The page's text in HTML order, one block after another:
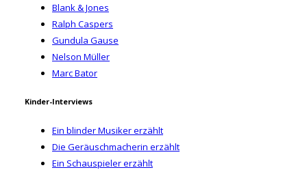
Blank & Jones
Ralph Caspers
Gundula Gause
Nelson Müller
Marc Bator
Kinder-Interviews
Ein blinder Musiker erzählt
Die Geräuschmacherin erzählt
Ein Schauspieler erzählt